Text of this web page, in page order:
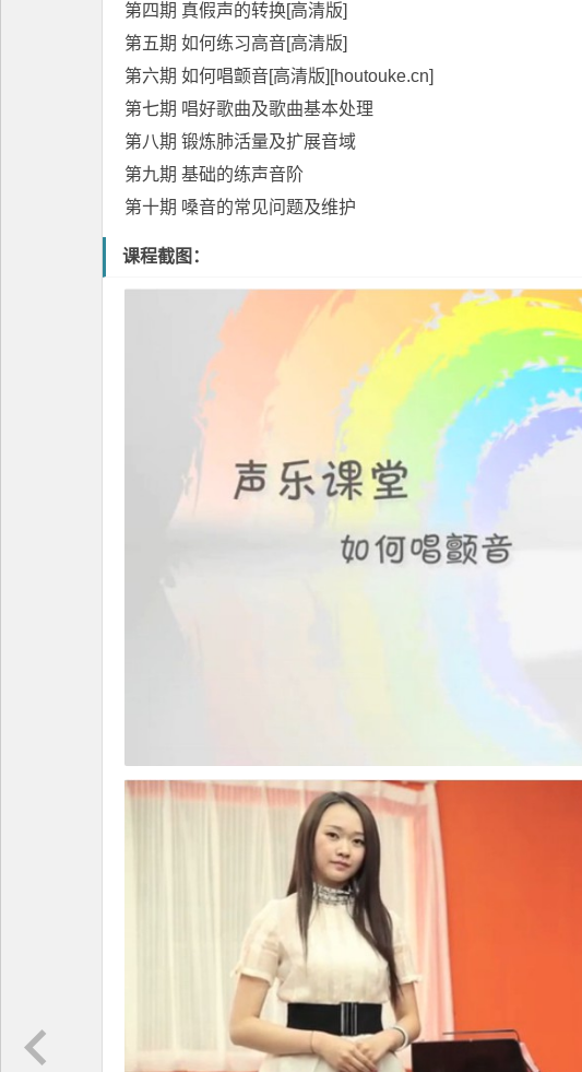
第四期 真假声的转换[高清版]
第五期 如何练习高音[高清版]
第六期 如何唱颤音[高清版][houtouke.cn]
第七期 唱好歌曲及歌曲基本处理
第八期 锻炼肺活量及扩展音域
第九期 基础的练声音阶
第十期 嗓音的常见问题及维护
课程截图：